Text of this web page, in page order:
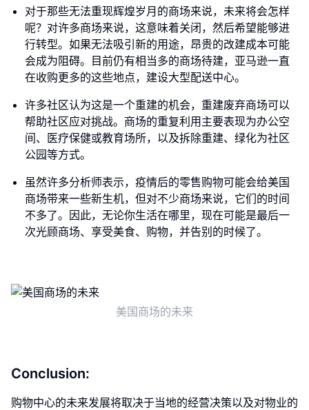
对于那些无法重现辉煌岁月的商场来说，未来将会怎样
呢？对许多商场来说，这意味着关闭，然后希望能够进
行转型。如果无法吸引新的用途，昂贵的改建成本可能
会成为阻碍。目前仍有相当多的商场待建，亚马逊一直
在收购更多的这些地点，建设大型配送中心。
许多社区认为这是一个重建的机会，重建废弃商场可以
帮助社区应对挑战。商场的重复利用主要表现为办公空
间、医疗保健或教育场所，以及拆除重建、绿化为社区
公园等方式。
虽然许多分析师表示，疫情后的零售购物可能会给美国
商场带来一些新生机，但对不少商场来说，它们的时间
不多了。因此，无论你生活在哪里，现在可能是最后一
次光顾商场、享受美食、购物，并告别的时候了。
美国商场的未来
Conclusion:
购物中心的未来发展将取决于当地的经营决策以及对物业的